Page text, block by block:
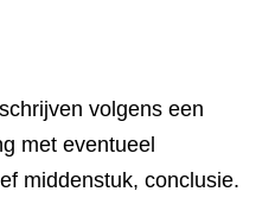
volgens een
met eventueel
middenstuk, conclusie.